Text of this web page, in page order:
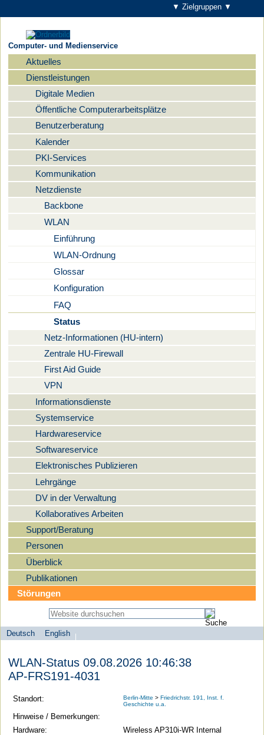
▼ Zielgruppen ▼
Computer- und Medienservice
Navigation
Aktuelles
Dienstleistungen
Digitale Medien
Öffentliche Computerarbeitsplätze
Benutzerberatung
Kalender
PKI-Services
Kommunikation
Netzdienste
Backbone
WLAN
Einführung
WLAN-Ordnung
Glossar
Konfiguration
FAQ
Status
Netz-Informationen (HU-intern)
Zentrale HU-Firewall
First Aid Guide
VPN
Informationsdienste
Systemservice
Hardwareservice
Softwareservice
Elektronisches Publizieren
Lehrgänge
DV in der Verwaltung
Kollaboratives Arbeiten
Support/Beratung
Personen
Überblick
Publikationen
Störungen
Sprachauswahl
Deutsch
English
search-menu
Universität
zu
Berlin
Computer-
WLAN-Status 09.08.2026 10:46:38
AP-FRS191-4031
Standort: Berlin-Mitte >Friedrichstr. 191, Inst. f.
Geschichte u.a.
Hinweise / Bemerkungen:
Hardware:
Wireless AP310i-WR Internal